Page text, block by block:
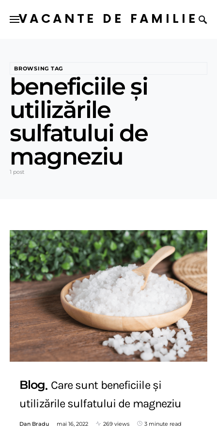
VACANTE DE FAMILIE
BROWSING TAG
beneficiile și
utilizările
sulfatului de
magneziu
1 post
Blog Care sunt beneficiile și
utilizările sulfatului de magneziu
Dan Bradu mai 16, 2022 269 views 3 minute read